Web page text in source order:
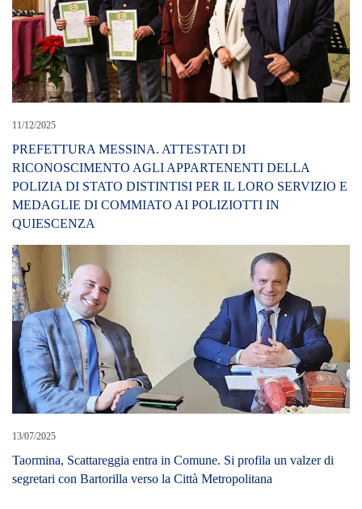
11/12/2025
PREFETTURA MESSINA. ATTESTATI DI
RICONOSCIMENTO AGLI APPARTENENTI DELLA
POLIZIA DI STATO DISTINTISI PER IL LORO SERVIZIO E
MEDAGLIE DI COMMIATO AI POLIZIOTTI IN
QUIESCENZA
13/07/2025
Taormina, Scattareggia entra in Comune. Si profila un valzer di
segretari con Bartorilla verso la Città Metropolitana